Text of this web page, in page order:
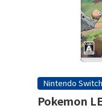
Nintendo Switch
Pokemon